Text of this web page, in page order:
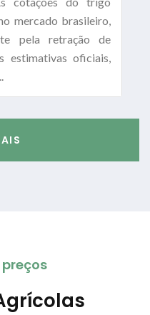
mercado brasileiro,
pela retração de
estimativas oficiais,